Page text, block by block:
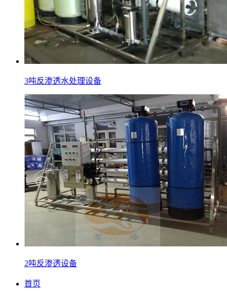
3吨反渗透水处理设备
2吨反渗透设备
首页